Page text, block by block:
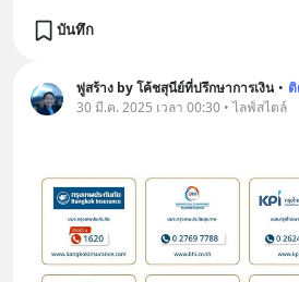
บันทึก
พู่สร้าง by โค้ชสุนีย์ที่ปรึกษาการเงิน •
30 มี.ค. 2025 เวลา 00:30 • ไลฟ์สไตล์